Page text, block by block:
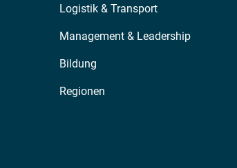
Logistik & Transport
Management & Leadership
Bildung
Regionen